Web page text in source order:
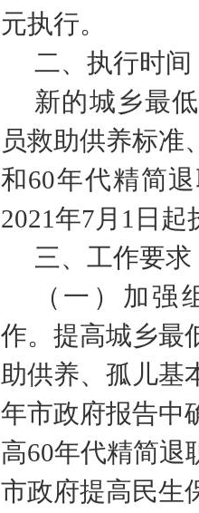
元执行。
二、执行时间
新的城乡最
员救助供养标准
和60年代精简
2021年7月1日起
三、工作要求
（一）加强
作。提高城乡最
助供养、孤儿基
年市政府报告中
高60年代精简退
市政府提高民生